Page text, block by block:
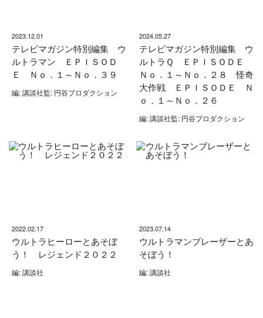
2023.12.01
テレビマガジン特別編集 ウ
ルトラマン ＥＰＩＳＯＤ
Ｅ Ｎｏ．１～Ｎｏ．３９
編: 講談社監: 円谷プロダクション
2024.05.27
テレビマガジン特別編集 ウ
ルトラＱ ＥＰＩＳＯＤＥ
Ｎｏ．１～Ｎｏ．２８ 怪奇
大作戦 ＥＰＩＳＯＤＥ Ｎ
ｏ．１～Ｎｏ．２６
編: 講談社監: 円谷プロダクション
2022.02.17
ウルトラヒーローとあそぼ
う！ レジェンド２０２２
編: 講談社
2023.07.14
ウルトラマンブレーザーとあ
そぼう！
編: 講談社